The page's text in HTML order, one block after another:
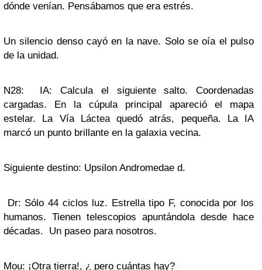
dónde venían. Pensábamos que era estrés.
Un silencio denso cayó en la nave. Solo se oía el pulso
de la unidad.
N28: IA: Calcula el siguiente salto. Coordenadas
cargadas. En la cúpula principal apareció el mapa
estelar. La Vía Láctea quedó atrás, pequeña. La IA
marcó un punto brillante en la galaxia vecina.
Siguiente destino: Upsilon Andromedae d.
Dr: Sólo 44 ciclos luz. Estrella tipo F, conocida por los
humanos. Tienen telescopios apuntándola desde hace
décadas. Un paseo para nosotros.
Mou: ¡Otra tierra!, ¿ pero cuántas hay?